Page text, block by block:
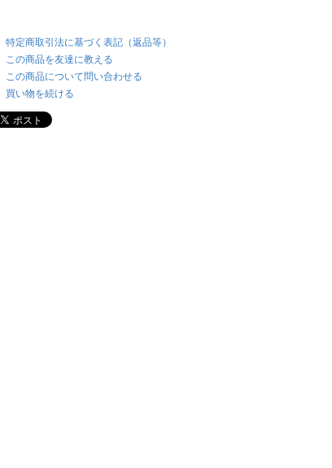
特定商取引法に基づく表記（返品等）
この商品を友達に教える
この商品について問い合わせる
買い物を続ける